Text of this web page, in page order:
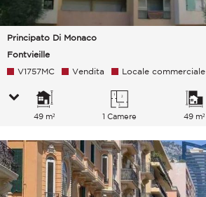
Principato Di Monaco
Fontvieille
V1757MC Vendita Locale commerciale
49 m² 1 Camere 49 m²